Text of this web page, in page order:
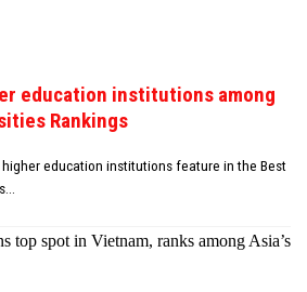
education institutions among
Rankings
education institutions feature in the Best